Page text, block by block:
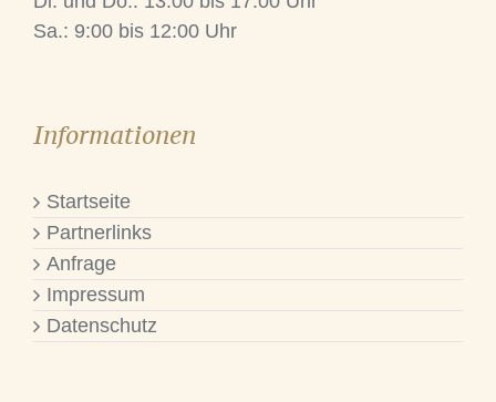
Sa.: 9:00 bis 12:00 Uhr
Informationen
Startseite
Partnerlinks
Anfrage
Impressum
Datenschutz